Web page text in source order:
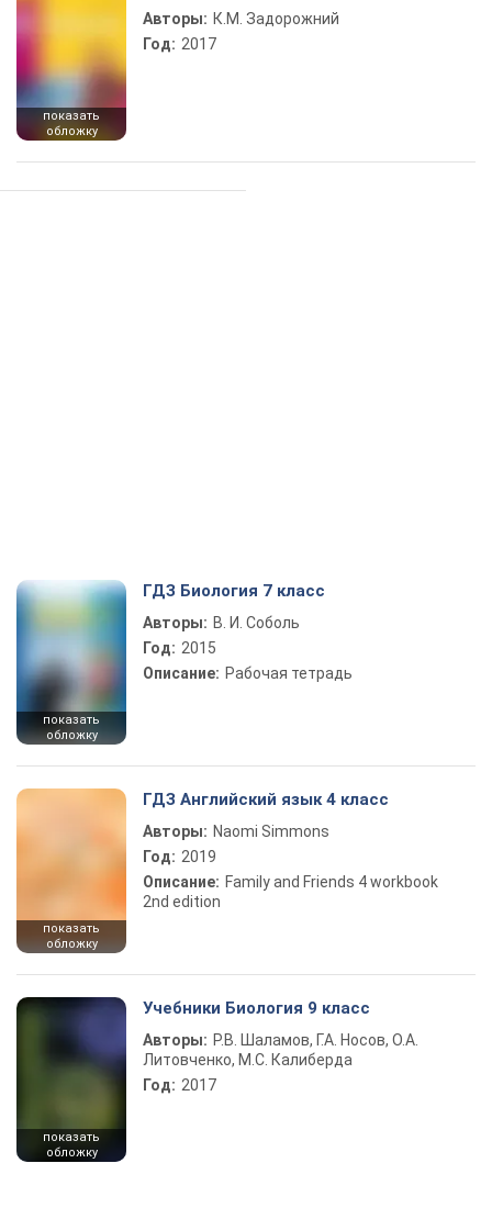
показать
обложку
Авторы: К.М. Задорожний
Год: 2017
показать
обложку
ГДЗ Биология 7 класс
Авторы: В. И. Соболь
Год: 2015
Описание: Рабочая тетрадь
показать
обложку
ГДЗ Английский язык 4 класс
Авторы: Naomi Simmons
Год: 2019
Описание: Family and Friends 4 workbook
2nd edition
показать
обложку
Учебники Биология 9 класс
Авторы: Р.В. Шаламов, Г.А. Носов, О.А.
Литовченко, М.С. Калиберда
Год: 2017